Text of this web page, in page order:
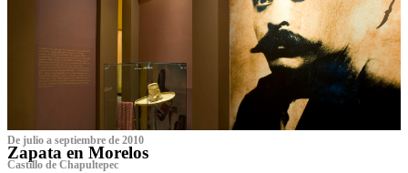
De julio a septiembre de 2010
Zapata en Morelos
Castillo de Chapultepec